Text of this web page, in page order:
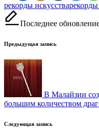
Метки:
рекорды искусства
Последнее
Навигация
записи
Предыдущая запись
В Малайзии
большим количеством
Следующая запись